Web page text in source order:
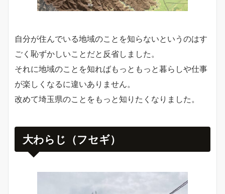
自分が住んでいる地域のことを知らないというのはす
ごく恥ずかしいことだと反省しました。
それに地域のことを知ればもっともっと暮らしや仕事
が楽しくなるに違いありません。
改めて埼玉県のことをもっと知りたくなりました。
大わらじ（フセギ）